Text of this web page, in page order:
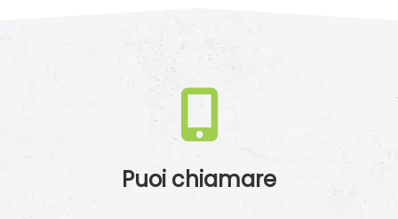
Puoi chiamare